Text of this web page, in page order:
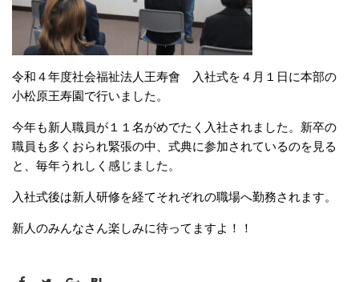
令和４年度社会福祉法人王寿會 入社式を４月１日に本部の
小松原王寿園で行いました。
今年も新人職員が１１名がめでたく入社されました。新卒の
職員も多くおられ緊張の中、式典に参加されているのを見る
と、毎年うれしく感じました。
入社式後は新人研修を経てそれぞれの職場へ勤務されます。
新人のみんなさん楽しみに待ってますよ！！